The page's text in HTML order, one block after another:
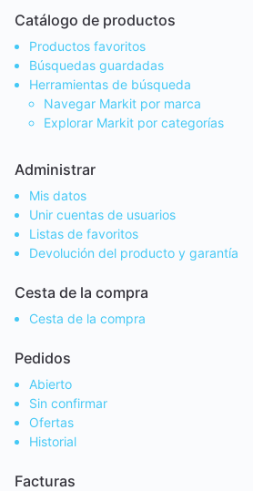
Catálogo de productos
Productos favoritos
Búsquedas guardadas
Herramientas de búsqueda
Navegar Markit por marca
Explorar Markit por categorías
Administrar
Mis datos
Unir cuentas de usuarios
Listas de favoritos
Devolución del producto y garantía
Cesta de la compra
Cesta de la compra
Pedidos
Abierto
Sin confirmar
Ofertas
Historial
Facturas